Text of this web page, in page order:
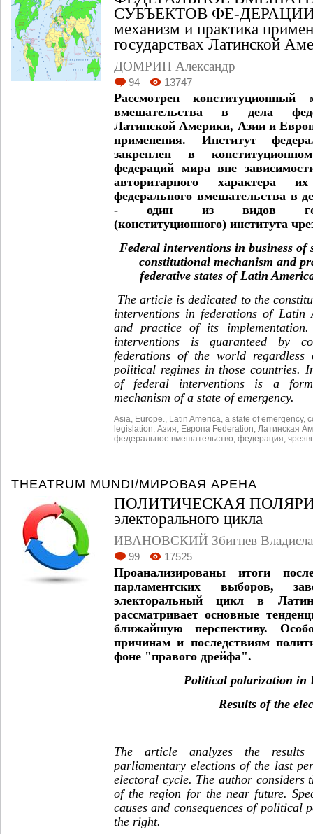
СУБЪЕКТОВ ФЕ-ДЕРАЦИИ.
механизм и практика
государствах Латинской
ДОМРИН Александр
94 13747
Рассмотрен конституционный
вмешательства в дела
Латинской Америки, Азии и
применения. Институт
закреплен в
федераций мира вне
авторитарного характера
федерального вмешательства в
- один из видов
(конституционного) института
Federal interventions in business of
constitutional mechanism and
federative states of Latin
The article is dedicated to the
interventions in federations of Latin
and practice of its
interventions is guaranteed by
federations of the world
political regimes in those countries.
of federal interventions is a
mechanism of a state of emergency.
Asia Europe. Latin America a state of emergency,
legislation Азия Европа Federation Латинская
федеральное вмешательство федерация
THEATRUM MUNDI/МИРОВАЯ АРЕНА
ПОЛИТИЧЕСКАЯ
электорального цикла
ИВАНОВСКИЙ Збигнев
99 17525
Проанализированы итоги
парламентских выборов,
электоральный цикл в
рассматривает основные
ближайшую перспективу.
причинам и последствиям
фоне "правого дрейфа".
Political polarization in
Results of the
The article analyzes the
parliamentary elections of the last
electoral cycle. The author considers
of the region for the near future.
causes and consequences of political
the right.